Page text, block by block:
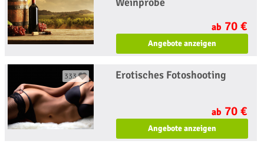
ab 70 €
Angebote anzeigen
333 Erotisches Fotoshooting
ab 70 €
Angebote anzeigen